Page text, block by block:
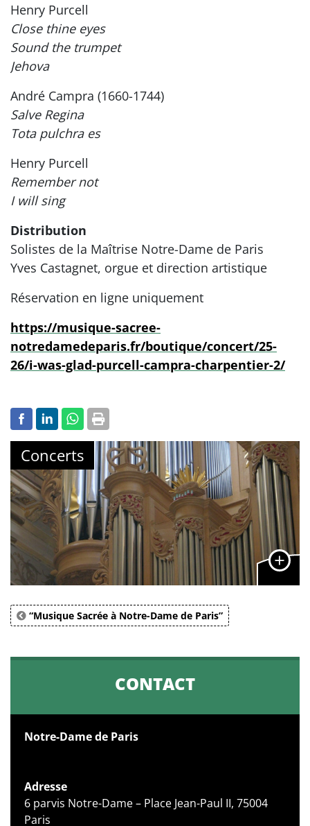
Henry Purcell
Close thine eyes
Sound the trumpet
Jehova
André Campra (1660-1744)
Salve Regina
Tota pulchra es
Henry Purcell
Remember not
I will sing
Distribution
Solistes de la Maîtrise Notre-Dame de Paris
Yves Castagnet, orgue et direction artistique
Réservation en ligne uniquement
https://musique-sacree-
notredamedeparis.fr/boutique/concert/25-
26/i-was-glad-purcell-campra-charpentier-2/
Concerts
“Musique Sacrée à Notre-Dame de Paris”
CONTACT
Notre-Dame de Paris
Adresse
6 parvis Notre-Dame – Place Jean-Paul II, 75004
Paris